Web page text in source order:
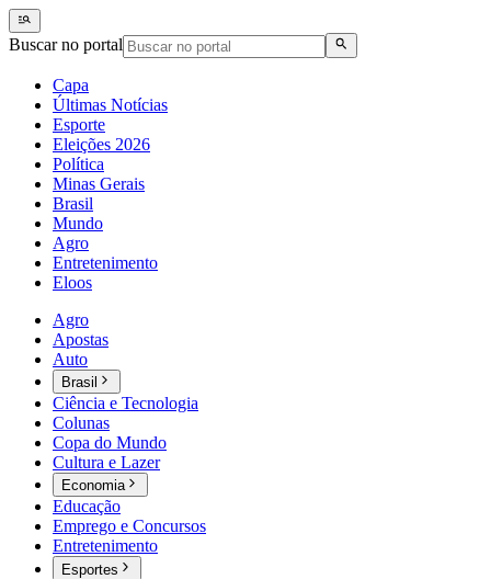
Buscar no portal
Capa
Últimas Notícias
Esporte
Eleições 2026
Política
Minas Gerais
Brasil
Mundo
Agro
Entretenimento
Eloos
Agro
Apostas
Auto
Brasil
Ciência e Tecnologia
Colunas
Copa do Mundo
Cultura e Lazer
Economia
Educação
Emprego e Concursos
Entretenimento
Esportes